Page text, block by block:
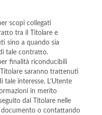
scopi collegati
tra il Titolare e
sino a quando sia
tale contratto.
finalità riconducibili
saranno trattenuti
interesse. L’Utente
in merito
dal Titolare nelle
documento o contattando